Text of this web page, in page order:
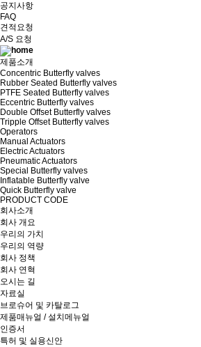
공지사항
FAQ
견적요청
A/S 요청
제품소개
Concentric Butterfly valves
Rubber Seated Butterfly valves
PTFE Seated Butterfly valves
Eccentric Butterfly valves
Double Offset Butterfly valves
Tripple Offset Butterfly valves
Operators
Manual Actuators
Electric Actuators
Pneumatic Actuators
Special Butterfly valves
Inflatable Butterfly valve
Quick Butterfly valve
PRODUCT CODE
회사소개
회사 개요
우리의 가치
우리의 역량
회사 정책
회사 연혁
오시는 길
자료실
브로슈어 및 카탈로그
제품매뉴얼 / 설치메뉴얼
인증서
특허 및 실용신안